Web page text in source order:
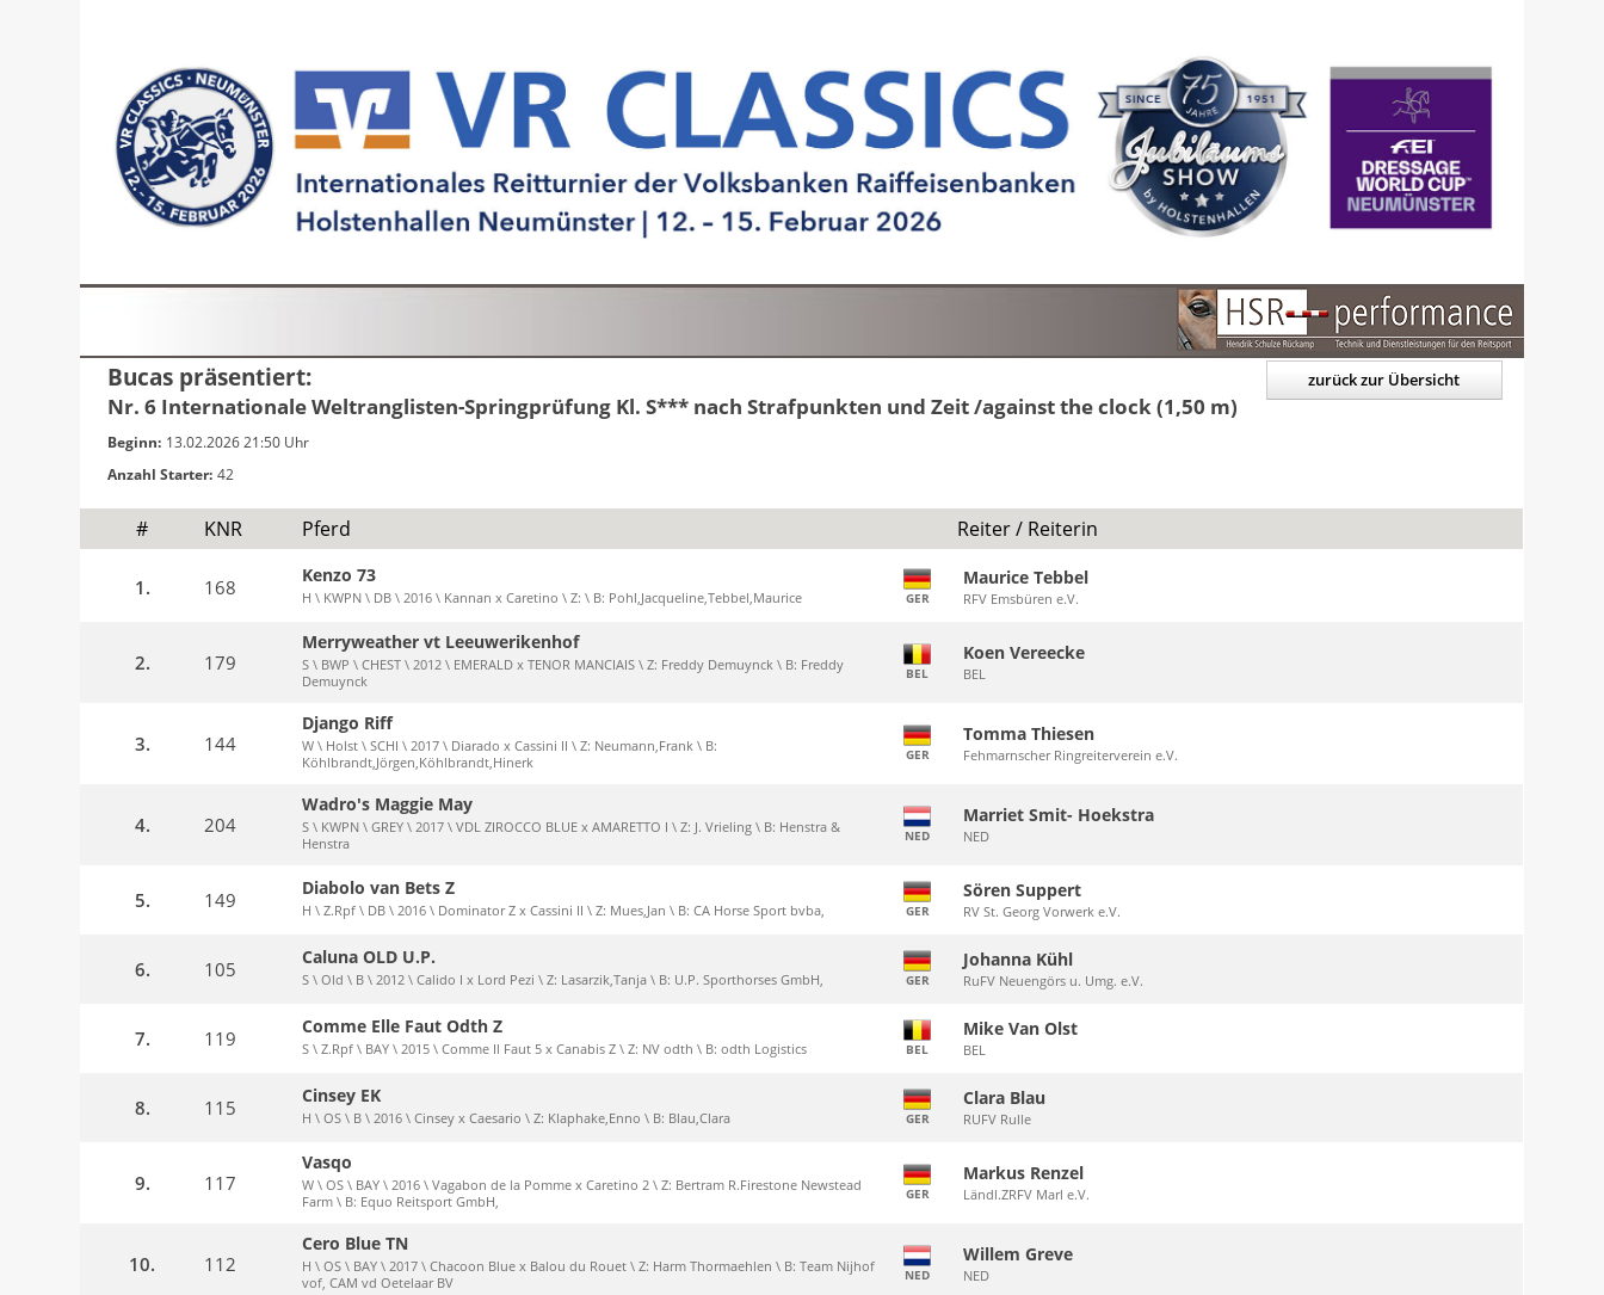
zurück zur Übersicht
Bucas präsentiert:
Nr. 6 Internationale Weltranglisten-Springprüfung Kl. S*** nach Strafpunkten und Zeit /against the clock (1,50 m)
Beginn: 13.02.2026 21:50 Uhr
Anzahl Starter: 42
# KNR Pferd Reiter / Reiterin
1. 168
Kenzo 73
H \ KWPN \ DB \ 2016 \ Kannan x Caretino \ Z: \ B: Pohl,Jacqueline,Tebbel,Maurice GER
Maurice Tebbel
RFV Emsbüren e.V.
2. 179
Merryweather vt Leeuwerikenhof
S \ BWP \ CHEST \ 2012 \ EMERALD x TENOR MANCIAIS \ Z: Freddy Demuynck \ B: Freddy
Demuynck
BEL
Koen Vereecke
BEL
3. 144
Django Riff
W \ Holst \ SCHI \ 2017 \ Diarado x Cassini II \ Z: Neumann,Frank \ B:
Köhlbrandt,Jörgen,Köhlbrandt,Hinerk
GER
Tomma Thiesen
Fehmarnscher Ringreiterverein e.V.
4. 204
Wadro's Maggie May
S \ KWPN \ GREY \ 2017 \ VDL ZIROCCO BLUE x AMARETTO I \ Z: J. Vrieling \ B: Henstra &
Henstra
NED
Marriet Smit- Hoekstra
NED
5. 149
Diabolo van Bets Z
H \ Z.Rpf \ DB \ 2016 \ Dominator Z x Cassini II \ Z: Mues,Jan \ B: CA Horse Sport bvba, GER
Sören Suppert
RV St. Georg Vorwerk e.V.
6. 105
Caluna OLD U.P.
S \ Old \ B \ 2012 \ Calido I x Lord Pezi \ Z: Lasarzik,Tanja \ B: U.P. Sporthorses GmbH, GER
Johanna Kühl
RuFV Neuengörs u. Umg. e.V.
7. 119
Comme Elle Faut Odth Z
S \ Z.Rpf \ BAY \ 2015 \ Comme Il Faut 5 x Canabis Z \ Z: NV odth \ B: odth Logistics BEL
Mike Van Olst
BEL
8. 115
Cinsey EK
H \ OS \ B \ 2016 \ Cinsey x Caesario \ Z: Klaphake,Enno \ B: Blau,Clara GER
Clara Blau
RUFV Rulle
9. 117
Vasqo
W \ OS \ BAY \ 2016 \ Vagabon de la Pomme x Caretino 2 \ Z: Bertram R.Firestone Newstead
Farm \ B: Equo Reitsport GmbH,
GER
Markus Renzel
Ländl.ZRFV Marl e.V.
10. 112
Cero Blue TN
H \ OS \ BAY \ 2017 \ Chacoon Blue x Balou du Rouet \ Z: Harm Thormaehlen \ B: Team Nijhof
vof, CAM vd Oetelaar BV
NED
Willem Greve
NED